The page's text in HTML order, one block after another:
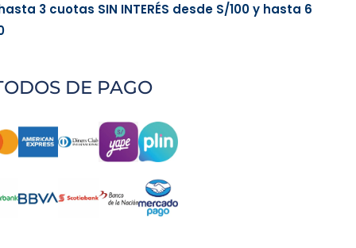
3 cuotas SIN INTERÉS desde S/100y hasta 6
DE PAGO